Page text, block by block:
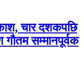
चार दशकपछि
सम्मानपूर्वक